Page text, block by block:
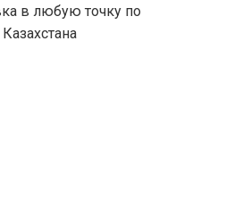
в любую точку по